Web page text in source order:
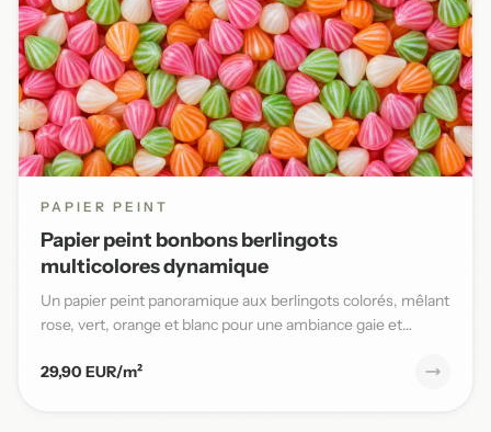
PAPIER PEINT
Papier peint bonbons berlingots
multicolores dynamique
Un papier peint panoramique aux berlingots colorés, mêlant
rose, vert, orange et blanc pour une ambiance gaie et
29,90 EUR/m²